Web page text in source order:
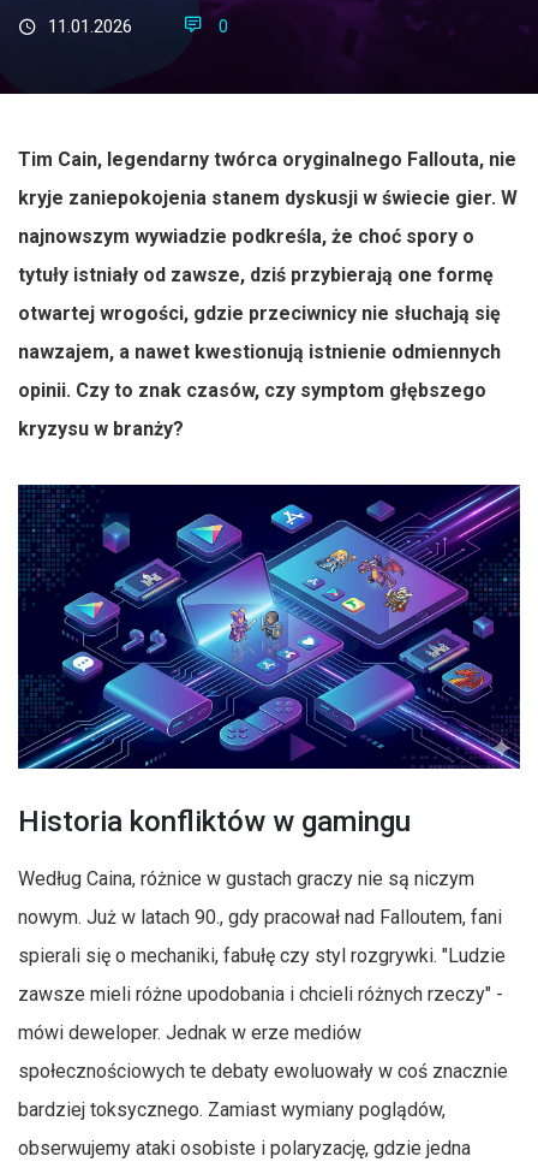
11.01.2026 0
Tim Cain, legendarny twórca oryginalnego Fallouta, nie
kryje zaniepokojenia stanem dyskusji w świecie gier. W
najnowszym wywiadzie podkreśla, że choć spory o
tytuły istniały od zawsze, dziś przybierają one formę
otwartej wrogości, gdzie przeciwnicy nie słuchają się
nawzajem, a nawet kwestionują istnienie odmiennych
opinii. Czy to znak czasów, czy symptom głębszego
kryzysu w branży?
Historia konfliktów w gamingu
Według Caina, różnice w gustach graczy nie są niczym
nowym. Już w latach 90., gdy pracował nad Falloutem, fani
spierali się o mechaniki, fabułę czy styl rozgrywki. "Ludzie
zawsze mieli różne upodobania i chcieli różnych rzeczy" -
mówi deweloper. Jednak w erze mediów
społecznościowych te debaty ewoluowały w coś znacznie
bardziej toksycznego. Zamiast wymiany poglądów,
obserwujemy ataki osobiste i polaryzację, gdzie jedna